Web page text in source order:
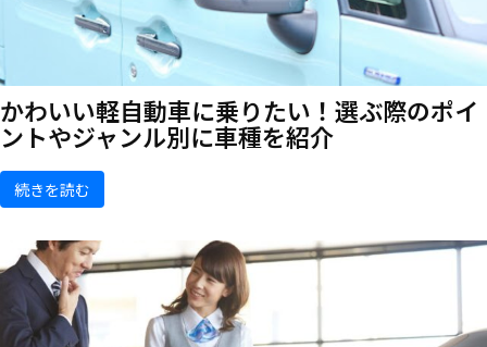
かわいい軽自動車に乗りたい！選ぶ際のポイ
ントやジャンル別に車種を紹介
続きを読む